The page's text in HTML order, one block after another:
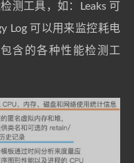
测工具，如：Leaks 可
Log 可以用来监控耗电
含的各种性能检测工